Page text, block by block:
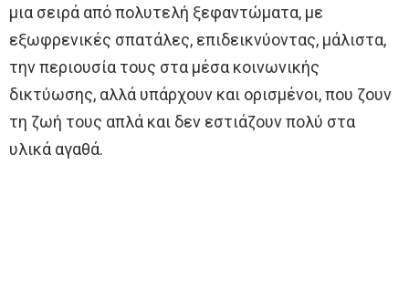
μια σειρά από πολυτελή ξεφαντώματα, με
εξωφρενικές σπατάλες, επιδεικνύοντας, μάλιστα,
την περιουσία τους στα μέσα κοινωνικής
δικτύωσης, αλλά υπάρχουν και ορισμένοι, που ζουν
τη ζωή τους απλά και δεν εστιάζουν πολύ στα
υλικά αγαθά.